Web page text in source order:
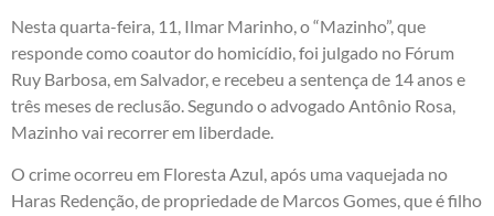
Nesta quarta-feira, 11, Ilmar Marinho, o “Mazinho”, que
responde como coautor do homicídio, foi julgado no Fórum
Ruy Barbosa, em Salvador, e recebeu a sentença de 14 anos e
três meses de reclusão. Segundo o advogado Antônio Rosa,
Mazinho vai recorrer em liberdade.
O crime ocorreu em Floresta Azul, após uma vaquejada no
Haras Redenção, de propriedade de Marcos Gomes, que é filho